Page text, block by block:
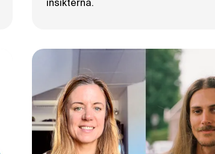
insikterna.